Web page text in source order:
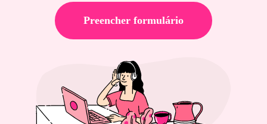
Preencher formulário